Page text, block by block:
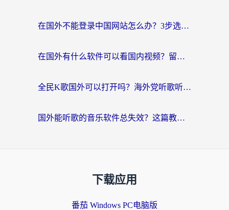
在国外不能登录中国网站怎么办？3步选对回国加速器，无缝刷剧、办业务
在国外有什么软件可以看国内视频？留学生亲测的追剧救星来了
全民K歌国外可以打开吗？海外党听歌听书无限制的实用指南
国外能听歌的音乐软件总失效？这篇教你怎么在海外流畅听网易云
下载应用
番茄 Windows PC电脑版